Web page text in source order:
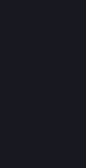
heldig kan man
komme til i